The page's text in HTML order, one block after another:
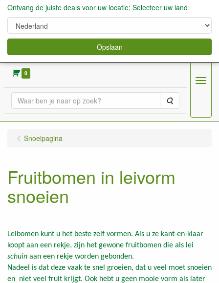
verkoop fruitbomen, bessen,aardbeien enz.
0
Zoeken
Menu
Snoeipagina
Fruitbomen in leivorm
snoeien
Leibomen kunt u het beste zelf vormen. Als u ze kant-en-klaar
koopt aan een rekje, zijn het gewone fruitbomen die als lei
schuin aan een rekje worden gebonden.
Nadeel is dat deze vaak te snel groeien, dat u veel moet snoeien
en niet veel fruit krijgt. Ook hebt u geen mooie vorm als later
Ontvang de juiste deals voor uw locatie; Selecteer uw land
Opslaan